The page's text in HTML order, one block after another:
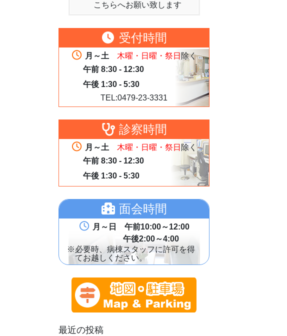
こちらへお願い致します
受付時間
月～土 木曜・日曜・祭日 除く
午前 8:30 - 12:30
午後 1:30 - 5:30
TEL:0479-23-3331
診察時間
月～土 木曜・日曜・祭日 除く
午前 8:30 - 12:30
午後 1:30 - 5:30
面会時間
月～日 午前10:00～12:00
午後2:00～4:00
※必要時、病棟スタッフに許可を得
てお越しください。
最近の投稿